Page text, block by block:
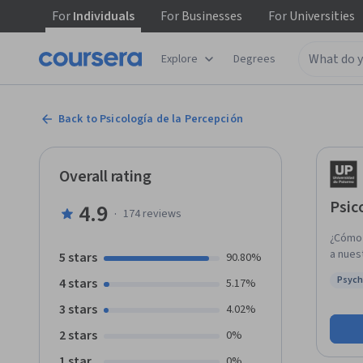
ForIndividuals ForBusinesses ForUniversities
Explore Degrees
Back to Psicología de la Percepción
a
de la
Overall rating
4.9 · 174reviews
5 stars 90.80%
4 stars 5.17%
3 stars 4.02%
2 stars 0%